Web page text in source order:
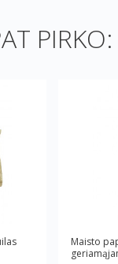
PIRKO:
Maisto